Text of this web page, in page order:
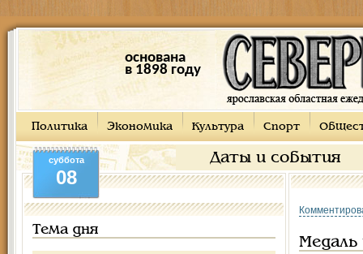
основана
в 1898 году
Политика Экономика Культура Спорт
Даты и события
суббота
08
Тема дня
Медаль